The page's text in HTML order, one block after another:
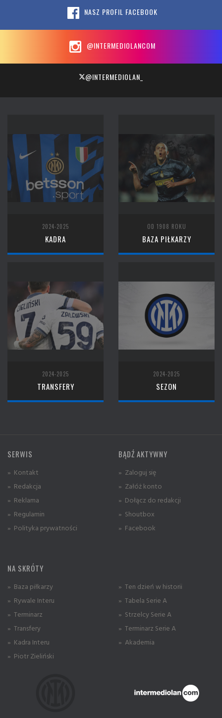
NASZ PROFIL FACEBOOK
@INTERMEDIOLANCOM
@INTERMEDIOLAN_
2024-2025
KADRA
OD 1908 ROKU
BAZA PIŁKARZY
2024-2025
TRANSFERY
2024-2025
SEZON
SERWIS
» Kontakt
» Redakcja
» Reklama
» Regulamin
» Polityka prywatności
BĄDŹ AKTYWNY
» Zaloguj się
» Załóż konto
» Dołącz do redakcji
» Shoutbox
» Facebook
NA SKRÓTY
» Baza piłkarzy
» Rywale Interu
» Terminarz
» Transfery
» Kadra Interu
» Piotr Zieliński
» Ten dzień w historii
» Tabela Serie A
» Strzelcy Serie A
» Terminarz Serie A
» Akademia